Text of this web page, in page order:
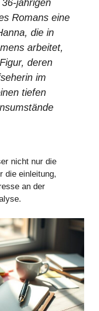
jährigen
Romans eine
die in
arbeitet,
deren
im
tiefen
nicht nur die
die einleitung,
an der